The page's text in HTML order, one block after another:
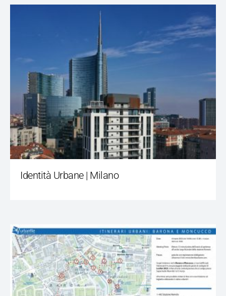
Identità Urbane | Milano